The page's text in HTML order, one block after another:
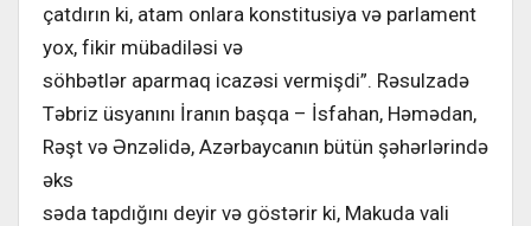
çatdırın ki, atam onlara konstitusiya və parlament
yox, fikir mübadiləsi və
söhbətlər aparmaq icazəsi vermişdi”. Rəsulzadə
Təbriz üsyanını İranın başqa – İsfahan, Həmədan,
Rəşt və Ənzəlidə, Azərbaycanın bütün şəhərlərində
əks
səda tapdığını deyir və göstərir ki, Makuda vali